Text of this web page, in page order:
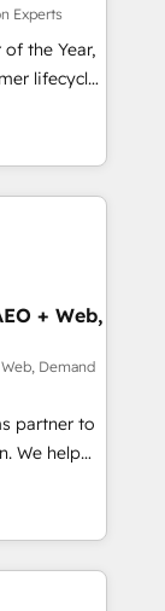
から、
運用、デー
します。
計・実装。
役割定義・
導。「設
した情報設
Hubで一体
・
設計、履歴
・
アワ
/
Experts
the Year,
lifecycle
&
Media),
🔄
Media. -
agents
+ Web,
Demand
partner to
We help
led
apps,